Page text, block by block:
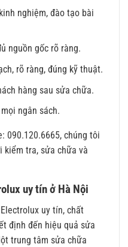
nghiệm, đào tạo bài
nguồn gốc rõ ràng.
rõ ràng, đúng kỹ thuật.
hàng sau sửa chữa.
ngân sách.
090.120.6665, chúng tôi
kiểm tra, sửa chữa và
uy tín ở Hà Nội
uy tín, chất
định đến hiệu quả sửa
trung tâm sửa chữa